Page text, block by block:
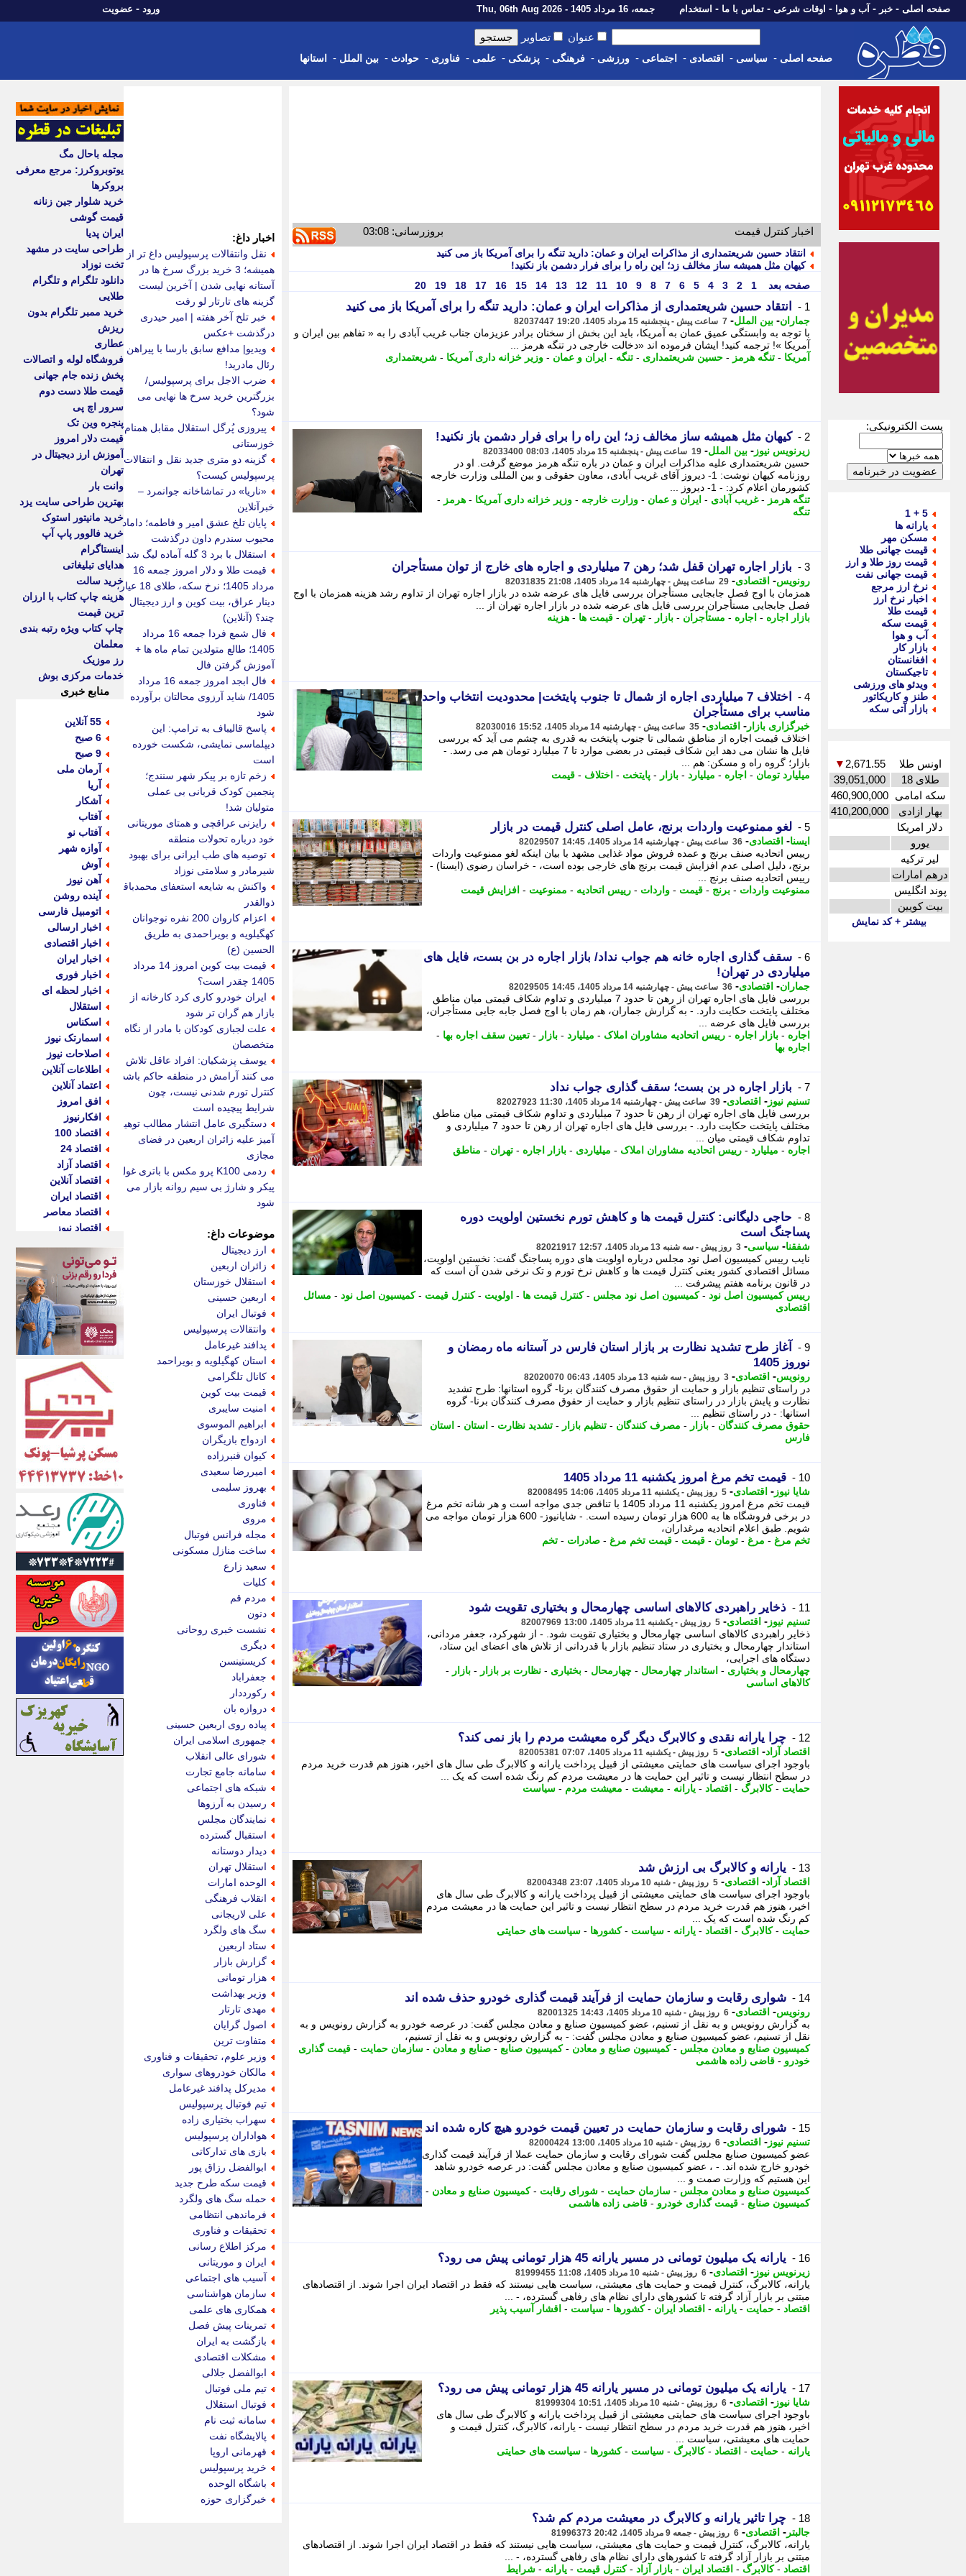
صفحه اصلی - خبر - آب و هوا - اوقات شرعی - تماس با ما - استخدام جمعه، 16 مرداد 1405 - Thu, 06th Aug 2026 ورود - عضویت
عنوان تصاویر
صفحه اصلی - سیاسی - اقتصادی - اجتماعی - ورزشی - فرهنگی - پزشکی - علمی - فناوری - حوادث - بین الملل - استانها
پست الکترونیکی:
5 + 1
یارانه ها
مسکن مهر
قیمت جهانی طلا
قیمت روز طلا و ارز
قیمت جهانی نفت
نرخ ارز مرجع
اخبار نرخ ارز
قیمت طلا
قیمت سکه
آب و هوا
بازار کار
افغانستان
تاجیکستان
ویدئو های ورزشی
طنز و کاریکاتور
بازار آتی سکه
اونس طلا 2,671.55
▼
طلای 18
39,051,000
سکه امامی 460,900,000
بهار ازادی
410,200,000
دلار امریکا
یورو
لیر ترکیه
درهم امارات
پوند انگلیس
بیت کویین
بیشتر + کد نمایش
اخبار کنترل قیمت بروزرسانی: 03:08
انتقاد حسین شریعتمداری از مذاکرات ایران و عمان: دارید تنگه را برای آمریکا باز می کنید
کیهان مثل همیشه ساز مخالف زد؛ این راه را برای فرار دشمن باز نکنید!
صفحه بعد
1
2
3
4
5
6
7
8
9
10
11
12
13
14
15
16
17
18
19
20
1 - انتقاد حسین شریعتمداری از مذاکرات ایران و عمان: دارید تنگه را برای آمریکا باز می کنید
جماران- بین الملل- 7 ساعت پیش - پنجشنبه 15 مرداد 1405، 19:20 82037447
با توجه به وابستگی عمیق عمان به آمریکا، باید این بخش از سخنان برادر عزیزمان جناب غریب آبادی را به « تفاهم بین ایران و
آمریکا »! ترجمه کنید! ایشان فرموده اند «دخالت خارجی در تنگه هرمز ...
آمریکا - تنگه هرمز - حسین شریعتمداری - تنگه - ایران و عمان - وزیر خزانه داری آمریکا - شریعتمداری
2 - کیهان مثل همیشه ساز مخالف زد؛ این راه را برای فرار دشمن باز نکنید!
زیرنویس نیوز - بین الملل- 19 ساعت پیش - پنجشنبه 15 مرداد 1405، 08:03 82033400
حسین شریعتمداری علیه مذاکرات ایران و عمان در باره تنگه هرمز موضع گرفت. او در
روزنامه کیهان نوشت: 1- دیروز آقای غریب آبادی، معاون حقوقی و بین المللی وزارت خارجه
کشورمان اعلام کرد: - 1- دیروز ...
تنگه هرمز -غریب آبادی - ایران و عمان - وزارت خارجه - وزیر خزانه داری آمریکا - هرمز -
تنگه
3 - بازار اجاره تهران قفل شد؛ رهن 7 میلیاردی و اجاره های خارج از توان مستأجران
رونویس- اقتصادی- 29 ساعت پیش - چهارشنبه 14 مرداد 1405، 21:08 82031835
همزمان با اوج فصل جابجایی مستأجران بررسی فایل های عرضه شده در بازار اجاره تهران از تداوم رشد هزینه همزمان با اوج
فصل جابجایی مستأجران بررسی فایل های عرضه شده در بازار اجاره تهران از ...
بازار اجاره - اجاره - مستأجران - بازار - تهران - قیمت ها - هزینه
4 -
اختلاف 7 میلیاردی اجاره از شمال تا جنوب پایتخت| محدودیت انتخاب واحد
مناسب برای مستأجران
خبرگزاری بازار - اقتصادی- 35 ساعت پیش - چهارشنبه 14 مرداد 1405، 15:52 82030016
اختلاف قیمت اجاره از مناطق شمالی تا جنوب پایتخت به قدری به چشم می آید که بررسی
فایل ها نشان می دهد این شکاف قیمتی در بعضی موارد تا 7 میلیارد تومان هم می رسد. -
بازار؛ گروه راه و مسکن: هم ...
میلیارد تومان - اجاره - میلیارد - بازار - پایتخت - اختلاف - قیمت
5 - لغو ممنوعیت واردات برنج، عامل اصلی کنترل قیمت در بازار
ایسنا- اقتصادی- 36 ساعت پیش - چهارشنبه 14 مرداد 1405، 14:45 82029507
رییس اتحادیه صنف برنج و عمده فروش مواد غذایی مشهد با بیان اینکه لغو ممنوعیت واردات
برنج، دلیل اصلی عدم افزایش قیمت برنج های خارجی بوده است، - خراسان رضوی (ایسنا) -
رییس اتحادیه صنف برنج ...
ممنوعیت واردات - برنج - قیمت - واردات - رییس اتحادیه - ممنوعیت - افزایش قیمت
6 -
سقف گذاری اجاره خانه هم جواب نداد/ بازار اجاره در بن بست، فایل های
میلیاردی در تهران!
جماران- اقتصادی- 36 ساعت پیش - چهارشنبه 14 مرداد 1405، 14:45 82029505
بررسی فایل های اجاره تهران از رهن تا حدود 7 میلیاردی و تداوم شکاف قیمتی میان مناطق
مختلف پایتخت حکایت دارد. - به گزارش جماران، هم زمان با اوج فصل جابه جایی مستأجران،
بررسی فایل های عرضه ...
اجاره - بازار اجاره - رییس اتحادیه مشاوران املاک - میلیارد - بازار - تعیین سقف اجاره بها -
اجاره بها
7 - بازار اجاره در بن بست؛ سقف گذاری جواب نداد
تسنیم نیوز - اقتصادی- 39 ساعت پیش - چهارشنبه 14 مرداد 1405، 11:30 82027923
بررسی فایل های اجاره تهران از رهن تا حدود 7 میلیاردی و تداوم شکاف قیمتی میان مناطق
مختلف پایتخت حکایت دارد. - بررسی فایل های اجاره تهران از رهن تا حدود 7 میلیاردی و
تداوم شکاف قیمتی میان ...
اجاره - میلیارد - رییس اتحادیه مشاوران املاک - میلیاردی - بازار اجاره - تهران - مناطق
8 -
حاجی دلیگانی: کنترل قیمت ها و کاهش تورم نخستین اولویت دوره
پساجنگ است
شفقنا- سیاسی- 3 روز پیش - سه شنبه 13 مرداد 1405، 12:57 82021917
نایب رییس کمیسیون اصل نود مجلس درباره اولویت های دوره پساجنگ گفت: نخستین اولویت،
مسائل اقتصادی کشور یعنی کنترل قیمت ها و کاهش نرخ تورم و تک نرخی شدن آن است که
در قانون برنامه هفتم پیشرفت ...
رییس کمیسیون اصل نود -کمیسیون اصل نود مجلس -کنترل قیمت ها - اولویت -کنترل قیمت -کمیسیون اصل نود - مسائل
اقتصادی
9 -
آغاز طرح تشدید نظارت بر بازار استان فارس در آستانه ماه رمضان و
نوروز 1405
رونویس- اقتصادی- 3 روز پیش - سه شنبه 13 مرداد 1405، 06:43 82020070
در راستای تنظیم بازار و حمایت از حقوق مصرف کنندگان برنا- گروه استانها: طرح تشدید
نظارت و پایش بازار در راستای تنظیم بازار و حمایت از حقوق مصرف کنندگان برنا- گروه
استانها: - در راستای تنظیم ...
حقوق مصرف کنندگان - بازار - مصرف کنندگان - تنظیم بازار - تشدید نظارت - استان - استان
فارس
10 - قیمت تخم مرغ امروز یکشنبه 11 مرداد 1405
شایا نیوز - اقتصادی- 5 روز پیش - یکشنبه 11 مرداد 1405، 14:06 82008495
قیمت تخم مرغ امروز یکشنبه 11 مرداد 1405 با تناقض جدی مواجه است و هر شانه تخم مرغ
در برخی فروشگاه ها به 600 هزار تومان رسیده است. - شایانیوز- 600 هزار تومان مواجه می
شویم. طبق اعلام اتحادیه مرغداران،
تخم مرغ - مرغ - تومان - قیمت - قیمت تخم مرغ - صادرات - تخم
11 - ذخایر راهبردی کالاهای اساسی چهارمحال و بختیاری تقویت شود
تسنیم نیوز - اقتصادی- 5 روز پیش - یکشنبه 11 مرداد 1405، 13:00 82007969
ذخایر راهبردی کالاهای اساسی چهارمحال و بختیاری تقویت شود. - از شهرکرد، جعفر مردانی،
استاندار چهارمحال و بختیاری در ستاد تنظیم بازار با قدردانی از تلاش های اعضای این ستاد،
دستگاه های اجرایی،
چهارمحال و بختیاری - استاندار چهارمحال - چهارمحال - بختیاری - نظارت بر بازار - بازار -
کالاهای اساسی
12 - چرا یارانه نقدی و کالابرگ دیگر گره معیشت مردم را باز نمی کند؟
اقتصاد آزاد- اقتصادی- 5 روز پیش - یکشنبه 11 مرداد 1405، 07:07 82005381
باوجود اجرای سیاست های حمایتی معیشتی از قبیل پرداخت یارانه و کالابرگ طی سال های اخیر، هنوز هم قدرت خرید مردم
در سطح انتظار نیست و تاثیر این حمایت ها در معیشت مردم کم رنگ شده است که یک ...
حمایت -کالابرگ - اقتصاد - یارانه - معیشت - معیشت مردم - سیاست
13 - یارانه و کالابرگ بی ارزش شد
اقتصاد آزاد- اقتصادی- 5 روز پیش - شنبه 10 مرداد 1405، 23:07 82004348
باوجود اجرای سیاست های حمایتی معیشتی از قبیل پرداخت یارانه و کالابرگ طی سال های
اخیر، هنوز هم قدرت خرید مردم در سطح انتظار نیست و تاثیر این حمایت ها در معیشت مردم
کم رنگ شده است که یک ...
حمایت -کالابرگ - اقتصاد - یارانه - سیاست -کشورها - سیاست های حمایتی
14 - شواری رقابت و سازمان حمایت از فرآیند قیمت گذاری خودرو حذف شده اند
رونویس- اقتصادی- 6 روز پیش - شنبه 10 مرداد 1405، 14:43 82001325
به گزارش رونویس و به نقل از تسنیم، عضو کمیسیون صنایع و معادن مجلس گفت: در عرصه خودرو به گزارش رونویس و به
نقل از تسنیم، عضو کمیسیون صنایع و معادن مجلس گفت: - به گزارش رونویس و به نقل از تسنیم،
کمیسیون صنایع و معادن مجلس -کمیسیون صنایع و معادن -کمیسیون صنایع - صنایع و معادن - سازمان حمایت - قیمت گذاری
خودرو - قاضی زاده هاشمی
15 - شورای رقابت و سازمان حمایت در تعیین قیمت خودرو هیچ کاره شده اند
تسنیم نیوز - اقتصادی- 6 روز پیش - شنبه 10 مرداد 1405، 13:00 82000424
عضو کمیسیون صنایع مجلس گفت شورای رقابت و سازمان حمایت عملا از فرآیند قیمت گذاری
خودرو خارج شده اند. - ، عضو کمیسیون صنایع و معادن مجلس گفت: در عرصه خودرو شاهد
این هستیم که وزارت صمت و ...
کمیسیون صنایع و معادن مجلس - سازمان حمایت - شورای رقابت -کمیسیون صنایع و معادن -
کمیسیون صنایع - قیمت گذاری خودرو - قاضی زاده هاشمی
16 - یارانه یک میلیون تومانی در مسیر یارانه 45 هزار تومانی پیش می رود؟
زیرنویس نیوز - اقتصادی- 6 روز پیش - شنبه 10 مرداد 1405، 11:08 81999455
یارانه، کالابرگ، کنترل قیمت و حمایت های معیشتی، سیاست هایی نیستند که فقط در اقتصاد ایران اجرا شوند. از اقتصادهای
مبتنی بر بازار آزاد گرفته تا کشورهای دارای نظام های رفاهی گسترده، - ...
اقتصاد - حمایت - یارانه - اقتصاد ایران -کشورها - سیاست - اقشار آسیب پذیر
17 - یارانه یک میلیون تومانی در مسیر یارانه 45 هزار تومانی پیش می رود؟
شایا نیوز - اقتصادی- 6 روز پیش - شنبه 10 مرداد 1405، 10:51 81999304
باوجود اجرای سیاست های حمایتی معیشتی از قبیل پرداخت یارانه و کالابرگ طی سال های
اخیر، هنوز هم قدرت خرید مردم در سطح انتظار نیست - یارانه، کالابرگ، کنترل قیمت و
حمایت های معیشتی، سیاست ...
یارانه - حمایت - اقتصاد -کالابرگ - سیاست -کشورها - سیاست های حمایتی
18 - چرا تاثیر یارانه و کالابرگ در معیشت مردم کم شد؟
جالبتر - اقتصادی- 6 روز پیش - جمعه 9 مرداد 1405، 20:42 81996373
یارانه، کالابرگ، کنترل قیمت و حمایت های معیشتی، سیاست هایی نیستند که فقط در اقتصاد ایران اجرا شوند. از اقتصادهای
مبتنی بر بازار آزاد گرفته تا کشورهای دارای نظام های رفاهی گسترده، - ...
اقتصاد -کالابرگ - اقتصاد ایران - بازار آزاد -کنترل قیمت - یارانه - شرایط
اخبار داغ:
نقل وانتقالات پرسپولیس داغ تر از
همیشه؛ 3 خرید بزرگ سرخ ها در
آستانه نهایی شدن | آخرین لیست
گزینه های تارتار لو رفت
خبر تلخ آخر هفته | امیر حیدری
درگذشت +عکس
ویدیو| مدافع سابق بارسا با پیراهن
رئال مادرید!
ضرب الاجل برای پرسپولیس/
بزرگترین خرید سرخ ها نهایی می
شود؟
پیروزی پُرگل استقلال مقابل همنام
خوزستانی
گزینه دو متری جدید نقل و انتقالات
پرسپولیس کیست؟
«ناریا» در تماشاخانه جوانمرد –
خبرآنلاین
پایان تلخ عشق امیر و فاطمه؛ داماد
محبوب سندرم داون درگذشت
استقلال با برد 3 گله آماده لیگ شد
قیمت طلا و دلار امروز جمعه 16
مرداد 1405؛ نرخ سکه، طلای 18 عیار،
دینار عراق، بیت کوین و ارز دیجیتال
چند؟ (آنلاین)
فال شمع فردا جمعه 16 مرداد
1405؛ طالع متولدین تمام ماه ها +
آموزش گرفتن فال
فال ابجد امروز جمعه 16 مرداد
1405/ شاید آرزوی محالتان برآورده
شود
پاسخ قالیباف به ترامپ: این
دیپلماسی نمایشی، شکست خورده
است
زخم تازه بر پیکر شهر سنندج؛
پنجمین کودک قربانی بی عملی
متولیان شد!
رایزنی عراقچی و همتای موریتانی
خود درباره تحولات منطقه
توصیه های طب ایرانی برای بهبود
شیرمادر و سلامتی نوزاد
واکنش به شایعه استعفای محمدباقر
ذوالقدر
اعزام کاروان 200 نفره نوجوانان
کهگیلویه و بویراحمدی به طریق
الحسین (ع)
قیمت بیت کوین امروز 14 مرداد
1405 چقدر است؟
ایران خودرو کاری کرد کارخانه از
بازار هم گران تر شود
علت لجبازی کودکان با مادر از نگاه
متخصصان
یوسف پزشکیان: افراد عاقل تلاش
می کنند آرامش در منطقه حاکم باشد؛
کنترل تورم شدنی نیست، چون
شرایط پیچیده است
دستگیری عامل انتشار مطالب توهین
آمیز علیه زائران اربعین در فضای
مجازی
ردمی K100 پرو مکس با باتری غول
پیکر و شارژ بی سیم روانه بازار می
شود
موضوعات داغ:
ارز دیجیتال
زائران اربعین
استقلال خوزستان
اربعین حسینی
فوتبال ایران
وانتقالات پرسپولیس
پدافند غیرعامل
استان کهگیلویه و بویراحمد
کانال تلگرامی
قیمت بیت کوین
امنیت سایبری
ابراهیم الموسوی
ازدواج بازیگران
کیوان قنبرزاده
امیررضا سعیدی
بهروز سلیمی
فناوری
مروی
مجله فرانس فوتبال
ساخت منازل مسکونی
سعید زارع
کلیات
مردم قم
دنون
نشست خبری روحانی
دیگری
کریستینسن
جعفراباد
رکورددار
دروازه بان
پیاده روی اربعین حسینی
جمهوری اسلامی ایران
شورای عالی انقلاب
سامانه جامع تجارت
شبکه های اجتماعی
رسیدن به آرزوها
نمایندگان مجلس
استقبال گسترده
دیدار دوستانه
استقلال تهران
الوحده امارات
انقلاب فرهنگی
علی لاریجانی
سگ های ولگرد
ستاد اربعین
گزارش بازار
هزار تومانی
وزیر بهداشت
مهدی تارتار
اصول گرایان
متفاوت ترین
وزیر علوم، تحقیقات و فناوری
مالکان خودروهای سواری
مدیرکل پدافند غیرعامل
تیم فوتبال پرسپولیس
سهراب بختیاری زاده
هواداران پرسپولیس
بازی های تدارکاتی
ابوالفضل رزاق پور
قیمت سکه طرح جدید
حمله سگ های ولگرد
فرماندهی انتظامی
تحقیقات و فناوری
مرکز اطلاع رسانی
ایران و موریتانی
آسیب های اجتماعی
سازمان هواشناسی
همکاری های علمی
تمرینات پیش فصل
بازگشت به ایران
مشکلات اقتصادی
ابوالفضل جلالی
تیم ملی فوتبال
فوتبال استقلال
سامانه ثبت نام
پالایشگاه نفت
قهرمانی اروپا
خرید پرسپولیس
باشگاه الوحده
خبرگزاری حوزه
مجله باحال مگ
یوتوبروکرز: مرجع معرفی
بروکرها
خرید شلوار جین زنانه
قیمت گوشی
ایران پدیا
طراحی سایت در مشهد
تخت نوزاد
دانلود تلگرام و تلگرام
طلایی
خرید ممبر تلگرام بدون
ریزش
عطاری
فروشگاه لوله و اتصالات
پخش زنده جام جهانی
قیمت طلا دست دوم
سرور اچ پی
پنجره وین تک
قیمت دلار امروز
آموزش ارز دیجیتال در
تهران
وانت بار
بهترین طراحی سایت یزد
خرید مانیتور استوک
خرید فالوور پاپ آپ
اینستاگرام
هدایای تبلیغاتی
خرید سالت
هزینه چاپ کتاب با ارزان
ترین قیمت
چاپ کتاب ویژه رتبه بندی
معلمان
رز موزیک
خدمات مرکزی بوش
منابع خبری
55 آنلاین
6 صبح
9 صبح
آرمان ملی
آریا
آشکار
آفتاب
آفتاب نو
آوازه شهر
آوش
آهن نیوز
آینده روشن
اتومبیل فارسی
اخبار ارسالی
اخبار اقتصادی
اخبار ایران
اخبار فوری
اخبار لحظه ای
استقلال
اسکناس
اسمارتک نیوز
اصلاحات نیوز
اطلاعات آنلاین
اعتماد آنلاین
افق امروز
افکارنیوز
اقتصاد 100
اقتصاد 24
اقتصاد آزاد
اقتصاد آنلاین
اقتصاد ایران
اقتصاد معاصر
اقتصاد نیوز
اکوفارس
اکونگار
اکونیوز
الف
انتشار آنلاین
اندیشه قرن
اندیشه معاصر
اندیشه ها
انرژی پرس
ای استخدام
ایتنا
ایراف
ایران آرت
ایران آنلاین
ایران زندگی
ایران فوری
ایرانی روز
ایرانیتال
ایرنا
ایسکانیوز
ایسنا
ایکنا
ایلنا
اینتیتر
ایونا نیوز
بازتاب آنلاین
باشگاه خبرنگاران
باغستان نیوز
بامبوک
ببین و بخون
بدینسان
بنکر